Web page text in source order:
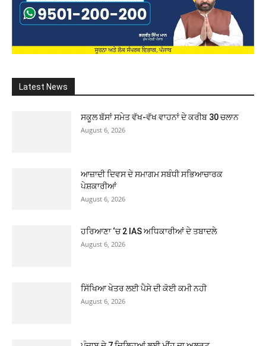
Latest News
ਸਕੂਲ ਬੱਸਾਂ ਸਮੇਤ ਵੱਖ-ਵੱਖ ਵਾਹਨਾਂ ਦੇ ਕਰੀਬ 30 ਚਲਾਨ
August 6, 2026
ਆਜ਼ਾਦੀ ਦਿਵਸ ਦੇ ਸਮਾਗਮ ਸਬੰਧੀ ਸਭਿਆਚਾਰਕ
ਪੇਸ਼ਕਾਰੀਆਂ
August 6, 2026
ਹਰਿਆਣਾ ‘ਚ 2 IAS ਅਧਿਕਾਰੀਆਂ ਦੇ ਤਬਾਦਲੇ
August 6, 2026
ਸਿੱਖਿਆ ਖੇਤਰ ਲਈ ਪੈਸੇ ਦੀ ਕੋਈ ਕਮੀ ਨਹੀ
August 6, 2026